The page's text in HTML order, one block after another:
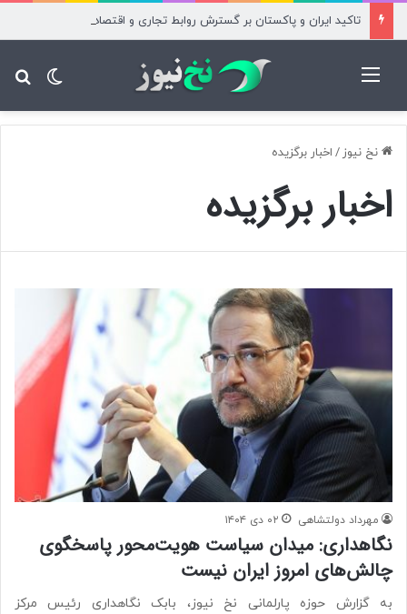
تاکید ایران و پاکستان بر گسترش روابط تجاری و اقتصادی
نخ نیوز / اخبار برگزیده
اخبار برگزیده
مهرداد دولتشاهی ۰۲ دی ۱۴۰۴
نگاهداری: میدان سیاست هویت‌محور پاسخگوی
چالش‌های امروز ایران نیست
به گزارش حوزه پارلمانی نخ نیوز، بابک نگاهداری رئیس مرکز